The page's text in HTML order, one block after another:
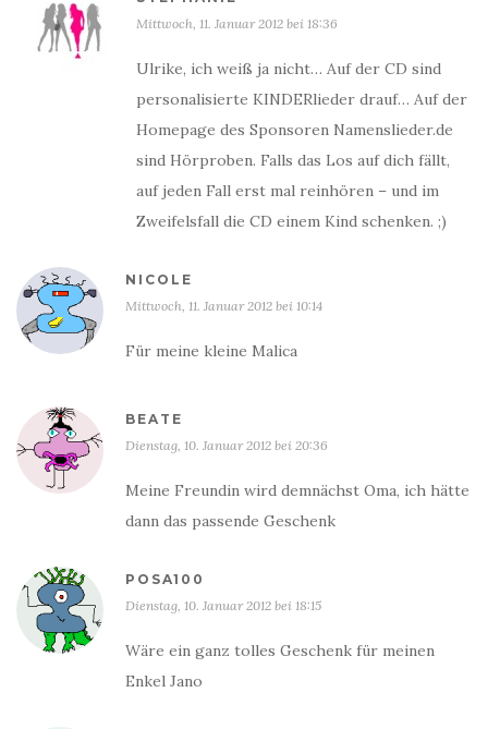
Mittwoch, 11. Januar 2012 bei 18:36
Ulrike, ich weiß ja nicht… Auf der CD sind
personalisierte KINDERlieder drauf… Auf der
Homepage des Sponsoren Namenslieder.de
sind Hörproben. Falls das Los auf dich fällt,
auf jeden Fall erst mal reinhören – und im
Zweifelsfall die CD einem Kind schenken. ;)
NICOLE
Mittwoch, 11. Januar 2012 bei 10:14
Für meine kleine Malica
BEATE
Dienstag, 10. Januar 2012 bei 20:36
Meine Freundin wird demnächst Oma, ich hätte
dann das passende Geschenk
POSA100
Dienstag, 10. Januar 2012 bei 18:15
Wäre ein ganz tolles Geschenk für meinen
Enkel Jano